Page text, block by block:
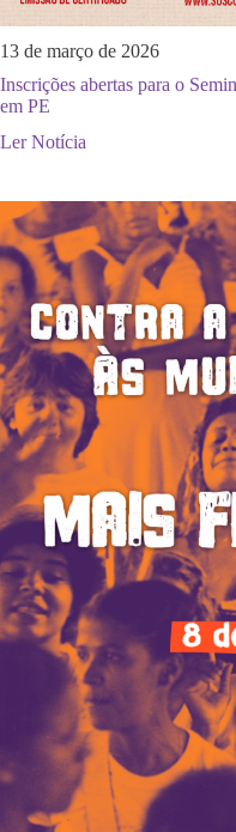
13 de março de 2026
Inscrições abertas para o
em PE
Ler Notícia